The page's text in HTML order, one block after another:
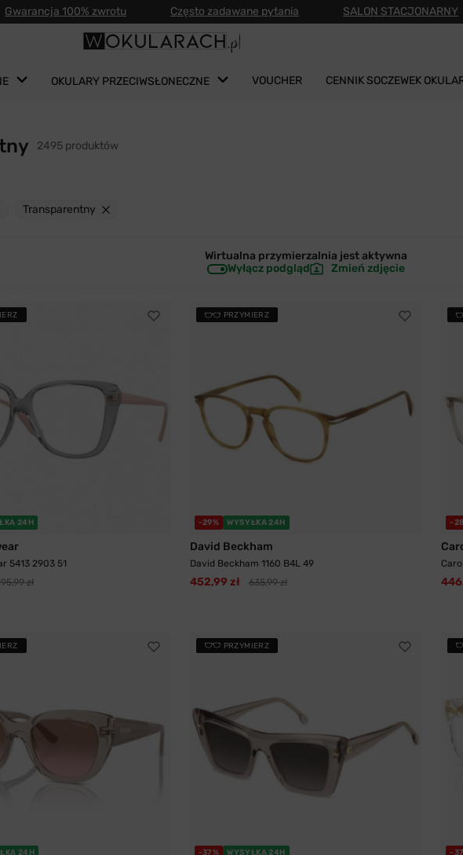
Gwarancja 100% zwrotu Często zadawane pytania SALON STACJONARNY
OKULARY PRZECIWSŁONECZNE VOUCHER CENNIK SOCZEWEK
2495 produktów
Transparentny
Wirtualna przymierzalnia jestaktywna
Wyłącz podgląd
Zmień zdjęcie
24H
5413 2903 51
zł
PRZYMIERZ
-29% WYSYŁKA 24H
David Beckham
David Beckham 1160 B4L 49
452,99 zł 635,99 zł
-
24H
PRZYMIERZ
-37% WYSYŁKA 24H -